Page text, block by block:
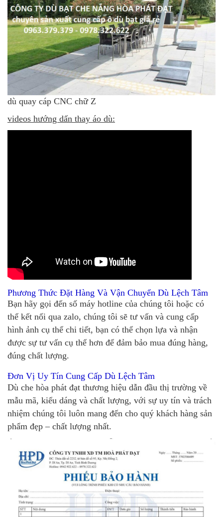
dù quay cáp CNC chữ Z
videos hướng dấn thay áo dù:
Phương Thức Đặt Hàng Và Vận Chuyển Dù Lệch Tâm
Bạn hãy gọi đến số máy hotline của chúng tôi hoặc có
thể kết nối qua zalo, chúng tôi sẽ tư vấn và cung cấp
hình ảnh cụ thể chi tiết, bạn có thể chọn lựa và nhận
được sự tư vấn cụ thể hơn để đảm bảo mua đúng hàng,
đúng chất lượng.
Đơn Vị Uy Tín Cung Cấp Dù Lệch Tâm
Dù che hòa phát đạt thương hiệu dẫn đầu thị trường về
mẫu mã, kiểu dáng và chất lượng, với sự uy tín và trách
nhiệm chúng tôi luôn mang đến cho quý khách hàng sản
phẩm đẹp – chất lượng nhất.